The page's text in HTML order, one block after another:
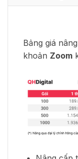
Bảng giá
khoản Zoom